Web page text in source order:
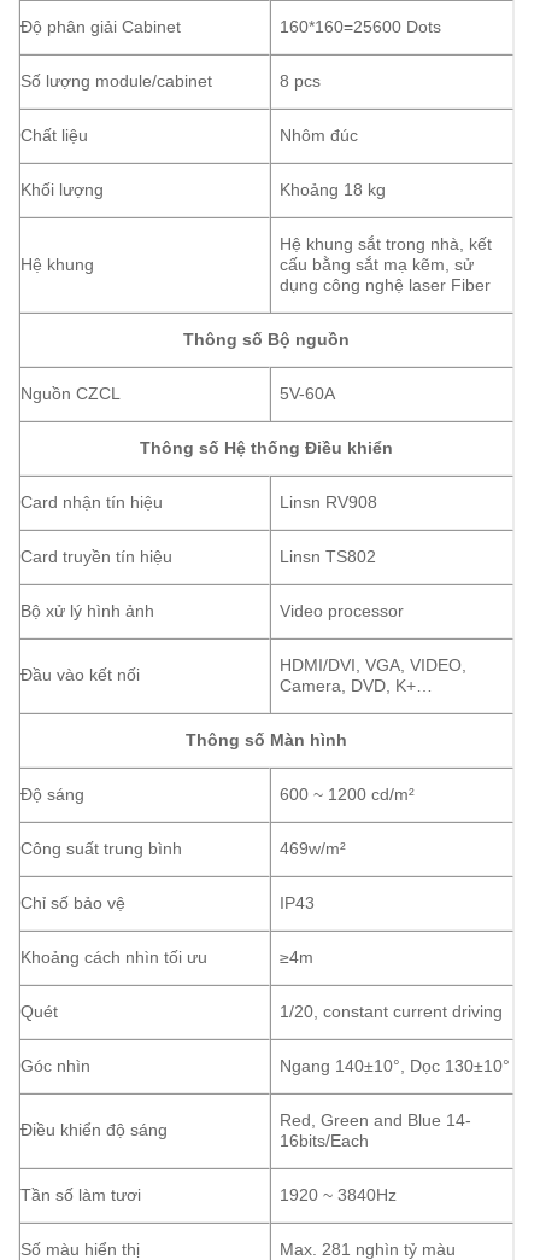
Độ phân giải Cabinet 160*160=25600 Dots
Số lượng module/cabinet 8 pcs
Chất liệu Nhôm đúc
Khối lượng Khoảng 18 kg
Hệ khung
Hệ khung sắt trong nhà, kết
cấu bằng sắt mạ kẽm, sử
dụng công nghệ laser Fiber
Thông số Bộ nguồn
Nguồn CZCL 5V-60A
Thông số Hệ thống Điều khiển
Card nhận tín hiệu Linsn RV908
Card truyền tín hiệu Linsn TS802
Bộ xử lý hình ảnh Video processor
Đầu vào kết nối
HDMI/DVI, VGA, VIDEO,
Camera, DVD, K+…
Thông số Màn hình
Độ sáng 600 ~ 1200 cd/m²
Công suất trung bình 469w/m²
Chỉ số bảo vệ IP43
Khoảng cách nhìn tối ưu ≥4m
Quét 1/20, constant current driving
Góc nhìn Ngang 140±10°, Dọc 130±10°
Điều khiển độ sáng
Red, Green and Blue 14-
16bits/Each
Tần số làm tươi 1920 ~ 3840Hz
Số màu hiển thị Max. 281 nghìn tỷ màu